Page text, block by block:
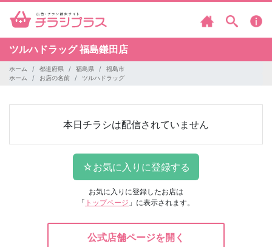
ツルハドラッグ福島鎌田店
ホーム 都道府県 福島県
福島市
ホーム
お店の名前 ツルハドラッグ
本日チラシは配信されていません
お気に入りに登録したお店は
「 トップページ 」に表示されます。
公式店舗ページを開く